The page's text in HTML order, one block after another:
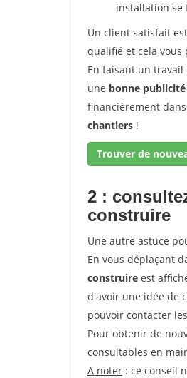
installation se
Un client satisfait
qualifié et cela
En faisant un
une bonne
financièrement
chantiers !
Trouver de
2 :
construire
Une autre astuce
En vous déplaçant
construire est
d'avoir une idée de
pouvoir contacter
Pour obtenir de
consultables en
A noter : ce conseil